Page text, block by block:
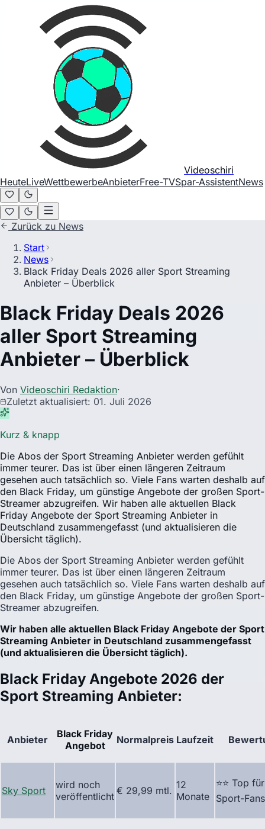
Videoschiri
HeuteLiveWettbewerbeAnbieterFree-TVSpar-AssistentNews
Zurück zu News
Start
News
Black Friday Deals 2026 aller Sport Streaming
Anbieter – Überblick
Black Friday Deals 2026
aller Sport Streaming
Anbieter – Überblick
Von Videoschiri Redaktion·
Zuletzt aktualisiert: 01. Juli 2026
Kurz & knapp
Die Abos der Sport Streaming Anbieter werden gefühlt
immer teurer. Das ist über einen längeren Zeitraum
gesehen auch tatsächlich so. Viele Fans warten deshalb auf
den Black Friday, um günstige Angebote der großen Sport-
Streamer abzugreifen. Wir haben alle aktuellen Black
Friday Angebote der Sport Streaming Anbieter in
Deutschland zusammengefasst (und aktualisieren die
Übersicht täglich).
Die Abos der Sport Streaming Anbieter werden gefühlt
immer teurer. Das ist über einen längeren Zeitraum
gesehen auch tatsächlich so. Viele Fans warten deshalb auf
den Black Friday, um günstige Angebote der großen Sport-
Streamer abzugreifen.
Wir haben alle aktuellen Black Friday Angebote der Sport
Streaming Anbieter in Deutschland zusammengefasst
(und aktualisieren die Übersicht täglich).
Black Friday Angebote 2026 der
Sport Streaming Anbieter:
Anbieter
Black Friday
Angebot
Normalpreis Laufzeit
Sky Sport
wird noch
veröffentlicht € 29,99 mtl. 12
Monate
⭐⭐ Top für
Sport-